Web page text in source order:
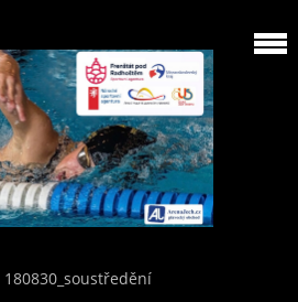
180830_soustředění